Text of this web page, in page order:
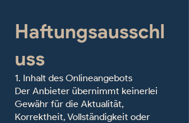
Haftungsausschl
uss
1. Inhalt des Onlineangebots
Der Anbieter übernimmt keinerlei
Gewähr für die Aktualität,
Korrektheit, Vollständigkeit oder